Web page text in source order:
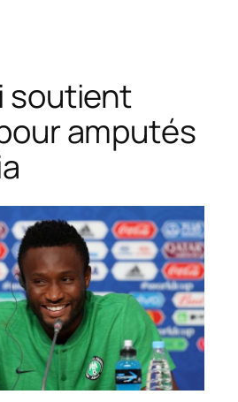
soutient
amputés